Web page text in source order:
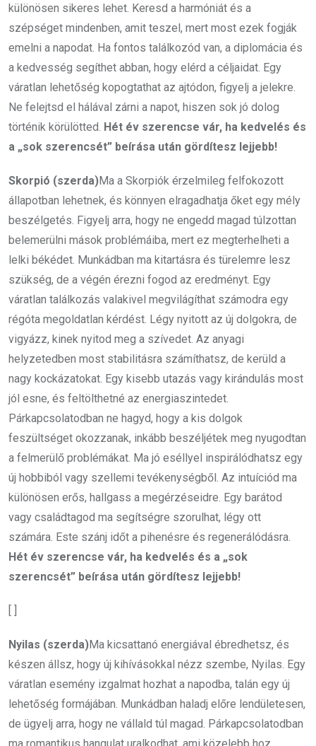
különösen sikeres lehet. Keresd a harmóniát és a
szépséget mindenben, amit teszel, mert most ezek fogják
emelni a napodat. Ha fontos találkozód van, a diplomácia és
a kedvesség segíthet abban, hogy elérd a céljaidat. Egy
váratlan lehetőség kopogtathat az ajtódon, figyelj a jelekre.
Ne felejtsd el hálával zárni a napot, hiszen sok jó dolog
történik körülötted. Hét év szerencse vár, ha kedvelés és
a „sok szerencsét” beírása után gördítesz lejjebb!
Skorpió (szerda)Ma a Skorpiók érzelmileg felfokozott
állapotban lehetnek, és könnyen elragadhatja őket egy mély
beszélgetés. Figyelj arra, hogy ne engedd magad túlzottan
belemerülni mások problémáiba, mert ez megterhelheti a
lelki békédet. Munkádban ma kitartásra és türelemre lesz
szükség, de a végén érezni fogod az eredményt. Egy
váratlan találkozás valakivel megvilágíthat számodra egy
régóta megoldatlan kérdést. Légy nyitott az új dolgokra, de
vigyázz, kinek nyitod meg a szívedet. Az anyagi
helyzetedben most stabilitásra számíthatsz, de kerüld a
nagy kockázatokat. Egy kisebb utazás vagy kirándulás most
jól esne, és feltölthetné az energiaszintedet.
Párkapcsolatodban ne hagyd, hogy a kis dolgok
feszültséget okozzanak, inkább beszéljétek meg nyugodtan
a felmerülő problémákat. Ma jó eséllyel inspirálódhatsz egy
új hobbiból vagy szellemi tevékenységből. Az intuíciód ma
különösen erős, hallgass a megérzéseidre. Egy barátod
vagy családtagod ma segítségre szorulhat, légy ott
számára. Este szánj időt a pihenésre és regenerálódásra.
Hét év szerencse vár, ha kedvelés és a „sok
szerencsét” beírása után gördítesz lejjebb!
[ ]
Nyilas (szerda)Ma kicsattanó energiával ébredhetsz, és
készen állsz, hogy új kihívásokkal nézz szembe, Nyilas. Egy
váratlan esemény izgalmat hozhat a napodba, talán egy új
lehetőség formájában. Munkádban haladj előre lendületesen,
de ügyelj arra, hogy ne vállald túl magad. Párkapcsolatodban
ma romantikus hangulat uralkodhat, ami közelebb hoz